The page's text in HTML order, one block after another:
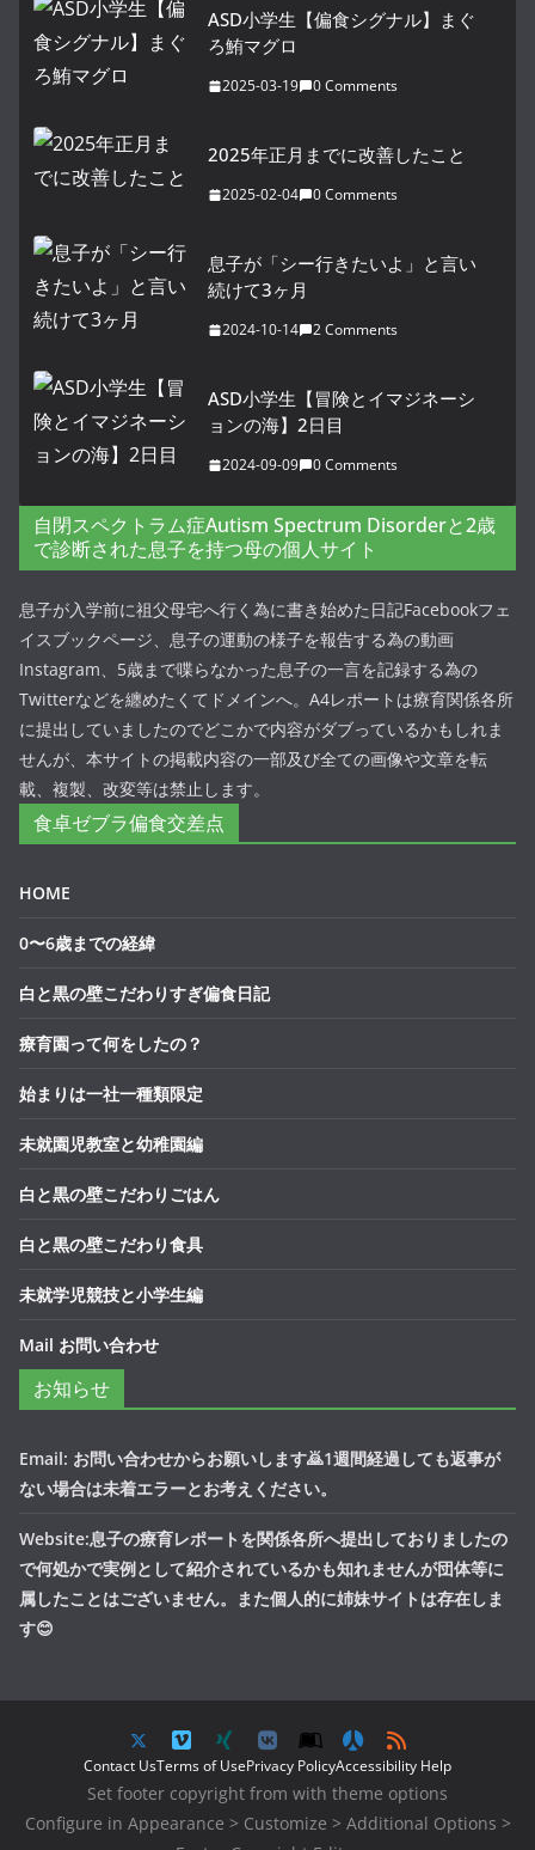
ASD小学生【偏食シグナル】まぐ
ろ鮪マグロ
2025-03-19 0 Comments
2025年正月までに改善したこと
2025-02-04 0 Comments
息子が「シー行きたいよ」と言い
続けて3ヶ月
2024-10-14 2 Comments
ASD小学生【冒険とイマジネーシ
ョンの海】2日目
2024-09-09 0 Comments
自閉スペクトラム症Autism Spectrum Disorderと2歳
で診断された息子を持つ母の個人サイト
息子が入学前に祖父母宅へ行く為に書き始めた日記Facebookフェ
イスブックページ、息子の運動の様子を報告する為の動画
Instagram、5歳まで喋らなかった息子の一言を記録する為の
Twitterなどを纏めたくてドメインへ。A4レポートは療育関係各所
に提出していましたのでどこかで内容がダブっているかもしれま
せんが、本サイトの掲載内容の一部及び全ての画像や文章を転
載、複製、改変等は禁止します。
食卓ゼブラ偏食交差点
HOME
0〜6歳までの経緯
白と黒の壁こだわりすぎ偏食日記
療育園って何をしたの？
始まりは一社一種類限定
未就園児教室と幼稚園編
白と黒の壁こだわりごはん
白と黒の壁こだわり食具
未就学児競技と小学生編
Mail お問い合わせ
お知らせ
Email: お問い合わせからお願いします🙇1週間経過しても返事が
ない場合は未着エラーとお考えください。
Website:息子の療育レポートを関係各所へ提出しておりましたの
で何処かで実例として紹介されているかも知れませんが団体等に
属したことはございません。また個人的に姉妹サイトは存在しま
す😊
Contact UsTerms of UsePrivacy PolicyAccessibility Help
Set footer copyright from with theme options
Configure in Appearance > Customize > Additional Options >